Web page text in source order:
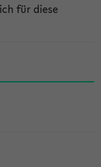
für diese